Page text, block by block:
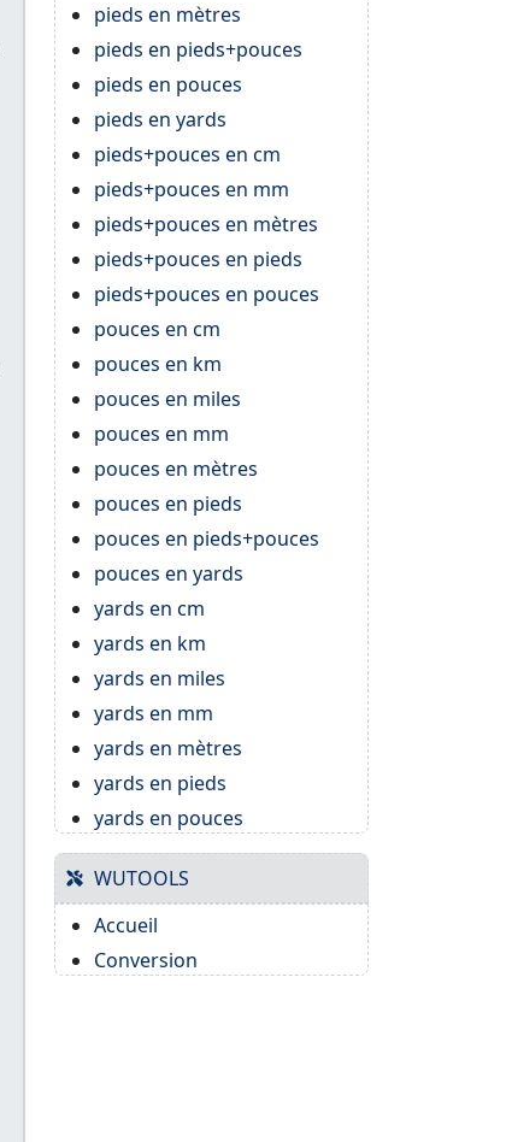
pieds en mètres
pieds en pieds+pouces
pieds en pouces
pieds en yards
pieds+pouces en cm
pieds+pouces en mm
pieds+pouces en mètres
pieds+pouces en pieds
pieds+pouces en pouces
pouces en cm
pouces en km
pouces en miles
pouces en mm
pouces en mètres
pouces en pieds
pouces en pieds+pouces
pouces en yards
yards en cm
yards en km
yards en miles
yards en mm
yards en mètres
yards en pieds
yards en pouces
WUTOOLS
Accueil
Conversion